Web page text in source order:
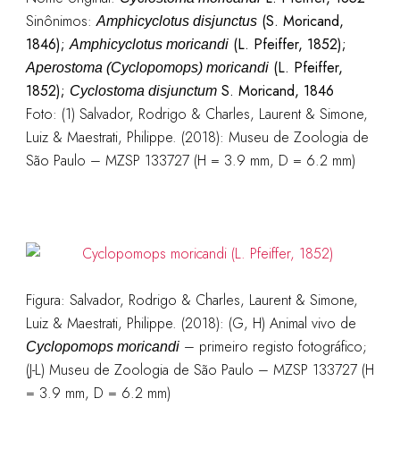
Sinônimos: Amphicyclotus disjunctus(S. Moricand,
1846);Amphicyclotus moricandi(L. Pfeiffer, 1852);
Aperostoma (Cyclopomops) moricandi(L. Pfeiffer,
1852); Cyclostoma disjunctumS. Moricand, 1846
Foto: (1) Salvador, Rodrigo & Charles, Laurent & Simone,
Luiz & Maestrati, Philippe. (2018): Museu de Zoologia de
São Paulo – MZSP 133727 (H = 3.9 mm, D = 6.2 mm)
Figura: Salvador, Rodrigo & Charles, Laurent & Simone,
Luiz & Maestrati, Philippe. (2018): (G, H) Animal vivo de
Cyclopomops moricandi– primeiro registo fotográfico;
(J-L) Museu de Zoologia de São Paulo – MZSP 133727 (H
= 3.9 mm, D = 6.2 mm)